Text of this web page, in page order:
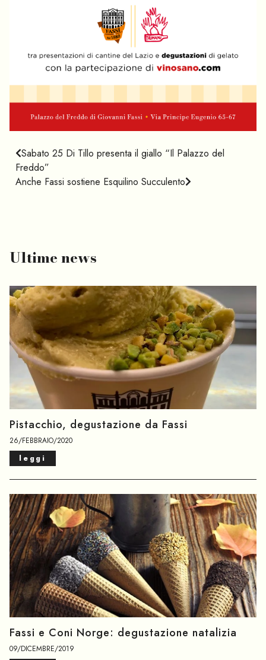
Sabato 25 Di Tillo presenta il giallo “Il Palazzo del
Freddo”
Anche Fassi sostiene Esquilino Succulento
Ultime news
Pistacchio, degustazione da Fassi
26/FEBBRAIO/2020
leggi
Fassi e Coni Norge: degustazione natalizia
09/DICEMBRE/2019